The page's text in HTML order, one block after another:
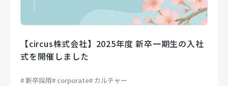
【circus株式会社】2025年度 新卒一期生の入社
式を開催しました
新卒採用 corporate カルチャー